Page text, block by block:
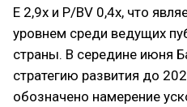
Е 2,9х и P/BV 0,4х, что
уровнем среди ведущих
страны. В середине июня
стратегию развития до
обозначено намерение